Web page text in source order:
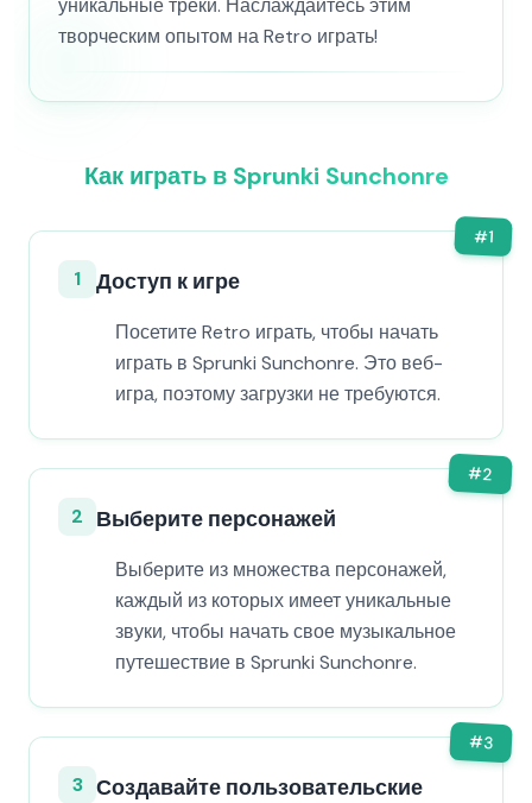
уникальные треки. Наслаждайтесь этим
творческим опытом на Retro играть!
Как играть в Sprunki Sunchonre
#1
1 Доступ к игре
Посетите Retro играть, чтобы начать
играть в Sprunki Sunchonre. Это веб-
игра, поэтому загрузки не требуются.
#2
2 Выберите персонажей
Выберите из множества персонажей,
каждый из которых имеет уникальные
звуки, чтобы начать свое музыкальное
путешествие в Sprunki Sunchonre.
#3
3 Создавайте пользовательские